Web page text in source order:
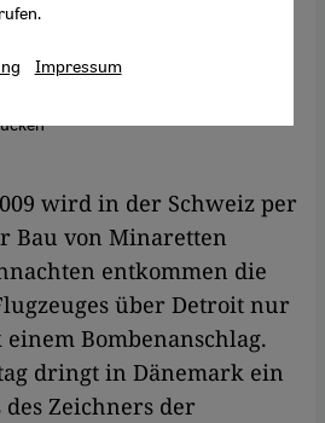
von Haldenwang
wird in der Schweiz per
Bau von Minaretten
entkommen die
über Detroit nur
Bombenanschlag.
dringt in Dänemark ein
Zeichners der
Impressum